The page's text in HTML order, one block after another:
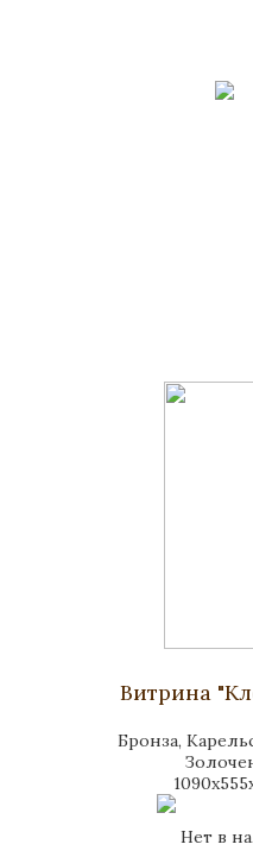
Витрина
Бронза,
Нет в